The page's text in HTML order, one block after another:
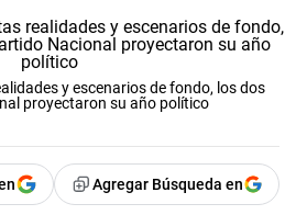
y escenarios de fondo, los dos
proyectaron su año político
Agregar Búsqueda en